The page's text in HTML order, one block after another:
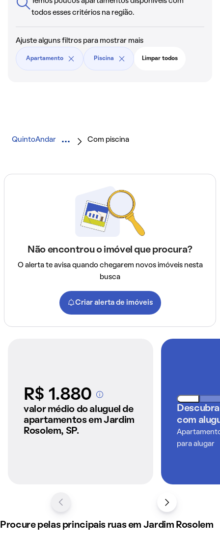
todos esses critérios na região.
Ajuste alguns filtros para mostrar mais
Apartamento Piscina Limpar todos
QuintoAndar Com piscina
Não encontrou o imóvel que procura?
O alerta te avisa quando chegarem novos imóveis nesta
busca
Criar alerta de imóveis
R$ 1.880A partir dos imóveis
anunciados pelo
QuintoAndar
valor médio do aluguel de
apartamentos em Jardim
Rosolem, SP.
com
para alugar
Procure pelas principais ruas em Jardim Rosolem